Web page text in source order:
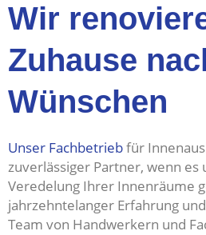
Wir
Zuhause
Wünschen
Unser Fachbetriebfür
zuverlässiger Partner, wenn es
Veredelung Ihrer Innenräume
jahrzehntelanger Erfahrung
Team von Handwerkern und